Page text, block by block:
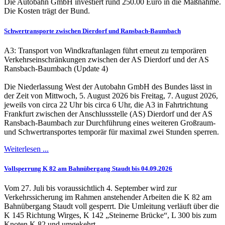
Die Autobahn GmbH investiert rund 250.00 Euro in die Maßnahme.
Die Kosten trägt der Bund.
Schwertransporte zwischen Dierdorf und Ransbach-Baumbach
A3: Transport von Windkraftanlagen führt erneut zu temporären
Verkehrseinschränkungen zwischen der AS Dierdorf und der AS
Ransbach-Baumbach (Update 4)
Die Niederlassung West der Autobahn GmbH des Bundes lässt in
der Zeit von Mittwoch, 5. August 2026 bis Freitag, 7. August 2026,
jeweils von circa 22 Uhr bis circa 6 Uhr, die A3 in Fahrtrichtung
Frankfurt zwischen der Anschlussstelle (AS) Dierdorf und der AS
Ransbach-Baumbach zur Durchführung eines weiteren Großraum-
und Schwertransportes temporär für maximal zwei Stunden sperren.
Weiterlesen ...
Vollsperrung K 82 am Bahnübergang Staudt bis 04.09.2026
Vom 27. Juli bis voraussichtlich 4. September wird zur
Verkehrssicherung im Rahmen anstehender Arbeiten die K 82 am
Bahnübergang Staudt voll gesperrt. Die Umleitung verläuft über die
K 145 Richtung Wirges, K 142 „Steinerne Brücke“, L 300 bis zum